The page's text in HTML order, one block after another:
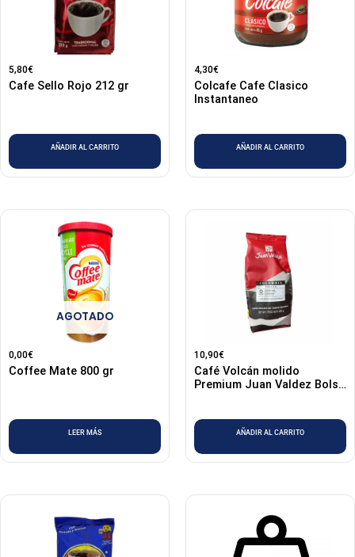
5,80€
Cafe Sello Rojo 212 gr
AÑADIR AL CARRITO
4,30€
Colcafe Cafe Clasico
Instantaneo
AÑADIR AL CARRITO
AGOTADO
0,00€
Coffee Mate 800 gr
LEER MÁS
10,90€
Café Volcán molido
Premium Juan Valdez Bolsa
AÑADIR AL CARRITO